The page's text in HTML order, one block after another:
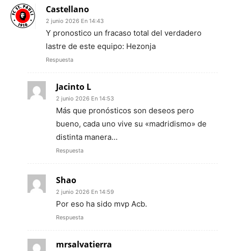
Castellano
2 junio 2026 En 14:43
Y pronostico un fracaso total del verdadero
lastre de este equipo: Hezonja
Respuesta
Jacinto L
2 junio 2026 En 14:53
Más que pronósticos son deseos pero
bueno, cada uno vive su «madridismo» de
distinta manera…
Respuesta
Shao
2 junio 2026 En 14:59
Por eso ha sido mvp Acb.
Respuesta
mrsalvatierra